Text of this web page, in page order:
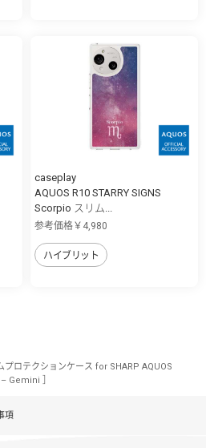
caseplay
AQUOS R10 STARRY SIGNS
Scorpio スリム...
参考価格￥4,980
ハイブリット
プロテクションケース for SHARP AQUOS
Gemini ］
項